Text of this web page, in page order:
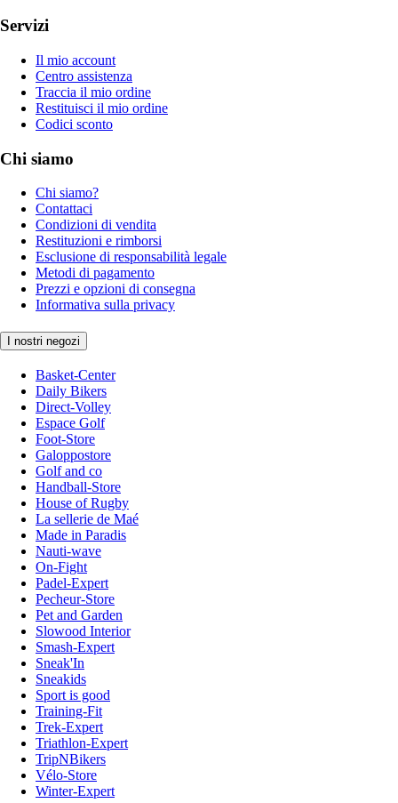
Servizi
Il mio account
Centro assistenza
Traccia il mio ordine
Restituisci il mio ordine
Codici sconto
Chi siamo
Chi siamo?
Contattaci
Condizioni di vendita
Restituzioni e rimborsi
Esclusione di responsabilità legale
Metodi di pagamento
Prezzi e opzioni di consegna
Informativa sulla privacy
I nostri negozi
Basket-Center
Daily Bikers
Direct-Volley
Espace Golf
Foot-Store
Galoppostore
Golf and co
Handball-Store
House of Rugby
La sellerie de Maé
Made in Paradis
Nauti-wave
On-Fight
Padel-Expert
Pecheur-Store
Pet and Garden
Slowood Interior
Smash-Expert
Sneak'In
Sneakids
Sport is good
Training-Fit
Trek-Expert
Triathlon-Expert
TripNBikers
Vélo-Store
Winter-Expert